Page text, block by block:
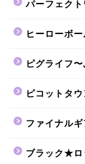
パーフェク
ヒーローボ
ピグライフ
ピコットタ
ファイナル
ブラック★ロ